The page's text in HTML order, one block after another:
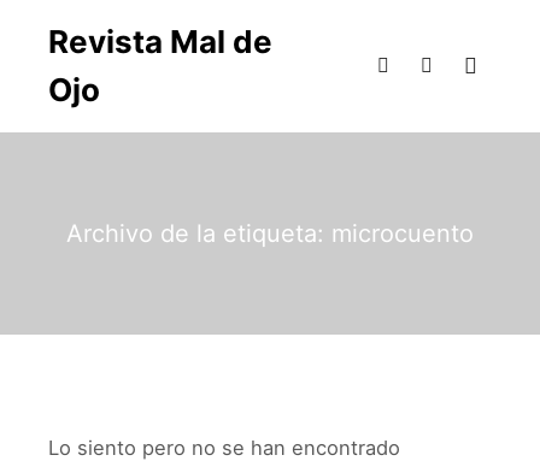
Revista Mal de
Ojo
Archivo de la etiqueta: microcuento
Lo siento pero no se han encontrado